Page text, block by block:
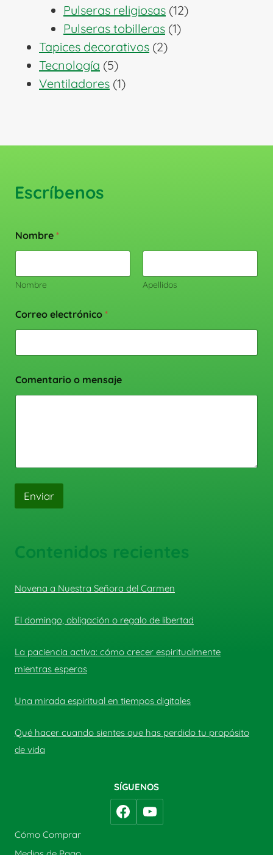
productos
Pulseras religiosas 1212
Pulseras tobilleras 11
Tapices decorativos 22
Tecnología 55
productos
Ventiladores 11
Escríbenos
Nombre *
Nombre Apellidos
Correo electrónico *
Comentario o mensaje
Enviar
Contenidos recientes
Novena a Nuestra Señora del Carmen
El domingo, obligación o regalo de libertad
La paciencia activa: cómo crecer espiritualmente
mientras esperas
Una mirada espiritual en tiempos digitales
Qué hacer cuando sientes que has perdido tu propósito
de vida
SÍGUENOS
Cómo Comprar